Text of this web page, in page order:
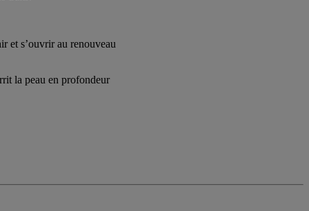
et s’ouvrir au renouveau
la peau en profondeur